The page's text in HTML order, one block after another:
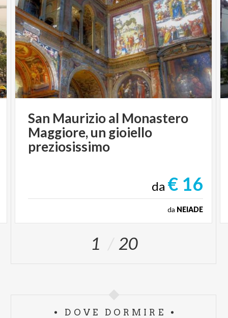
San Maurizio al Monastero
Maggiore, un gioiello
preziosissimo
da € 16
da NEIADE
1 20
DOVE DORMIRE